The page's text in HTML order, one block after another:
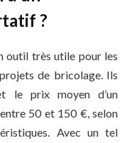
?
outil très utile pour les
de bricolage. Ils
le prix moyen d’un
50 et 150 €, selon
Avec un tel